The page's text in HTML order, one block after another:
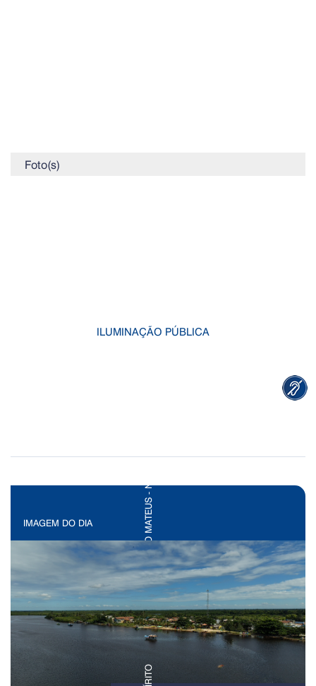
Foto(s)
ILUMINAÇÃO PÚBLICA
IMAGEM DO DIA